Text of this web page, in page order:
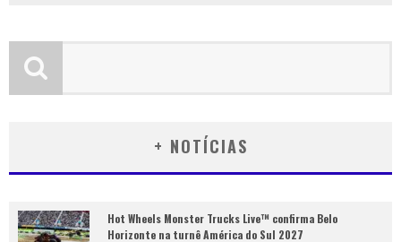
+ NOTÍCIAS
Hot Wheels Monster Trucks Live™ confirma Belo
Horizonte na turnê América do Sul 2027